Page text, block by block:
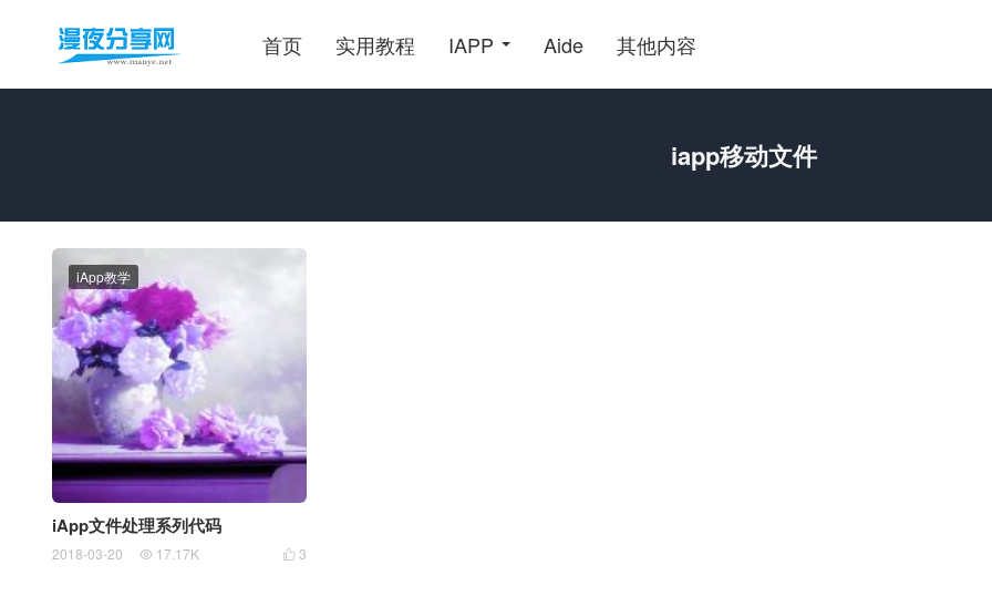
首页 实用教程 IAPP Aide 其他内容
iapp移动文件
iApp文件处理系列代码
iApp教学
 3
2018-03-20  17.17K